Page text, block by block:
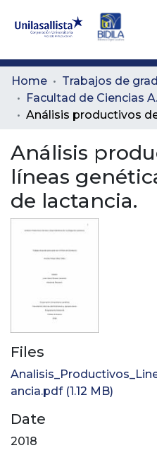
Communities
& Collections
All of DSpace
Statistics
Home
Trabajos de
Análisis
líneas
de lactancia.
Files
ancia.pdf(1.12 MB)
Date
2018